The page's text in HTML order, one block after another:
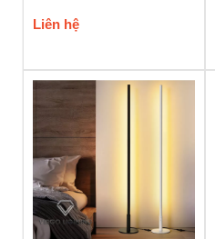
Liên hệ